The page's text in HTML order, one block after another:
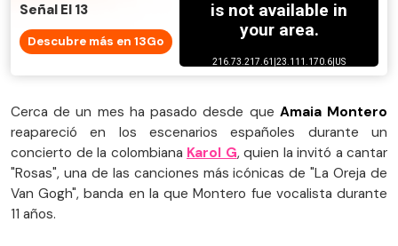
Señal El 13
Descubre más en 13Go
Cerca de un mes ha pasado desde que Amaia Montero
reapareció en los escenarios españoles durante un
concierto de la colombiana Karol G, quien la invitó a cantar
"Rosas", una de las canciones más icónicas de "La Oreja de
Van Gogh", banda en la que Montero fue vocalista durante
11 años.